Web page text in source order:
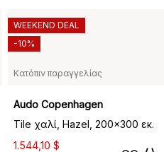
Κατόπιν παραγγελίας
Audo Copenhagen
Tile χαλί, Hazel, 200x300 εκ.
1.544,10 $
WEEKEND DEAL
-10%